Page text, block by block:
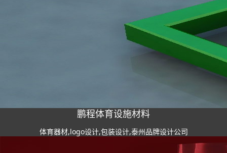
鹏程体育设施材料
体育器材,logo设计,包装设计,泰州品牌设计公司